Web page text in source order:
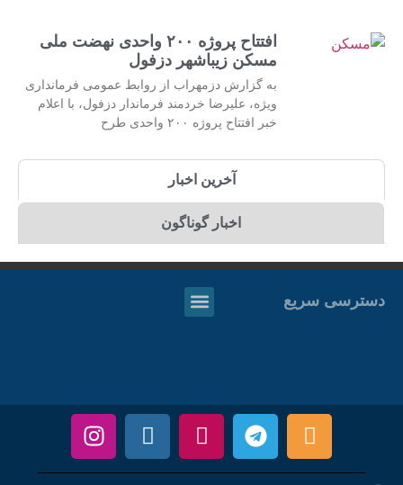
افتتاح پروژه ۲۰۰ واحدی نهضت ملی
مسکن زیباشهر دزفول
به گزارش دزمهراب از روابط عمومی فرمانداری
ویژه، علیرضا خردمند فرماندار دزفول، با اعلام
خبر افتتاح پروژه ۲۰۰ واحدی طرح
آخرین اخبار
اخبار گوناگون
دسترسی سریع